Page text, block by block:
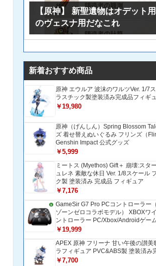
【原神】 新聖遺物はオデット
のヴェスナ用だなこれ
新着おすすめ商品
原神 エウルア 波沫のワルツVer. 1/7
ラスチック製塗装済み完成品フィギ
￥19,980
原神（げんしん）Spring Blossom
ズ 着せ替えぬいぐるみ フリンズ（
Genshin Impact 公式グッズ
￥5,999
ミートス (Myethos) Gift＋ 崩壊:スタ
ュレネ 素敵な休日 Ver. 1/8スケール
ク製 塗装済み 完成品 フィギュア
￥7,176
GameSir G7 Pro PCコントローラー
ゾーンゼロコラボモデル） XBOXワ
ントローラー PC/Xbox/Androidゲー
ーラー 1200mAH大容量バッテリー
コントローラー 追加ボタン＆トリガ
振動モーター搭載 トリガーストップ
ンロック付きゲームパッド 光学式マ
￥19,999
APEX 原神 フリーナ 甘い午後の讃美
ラフィギュア PVC&ABS製 塗装済み
￥7,700